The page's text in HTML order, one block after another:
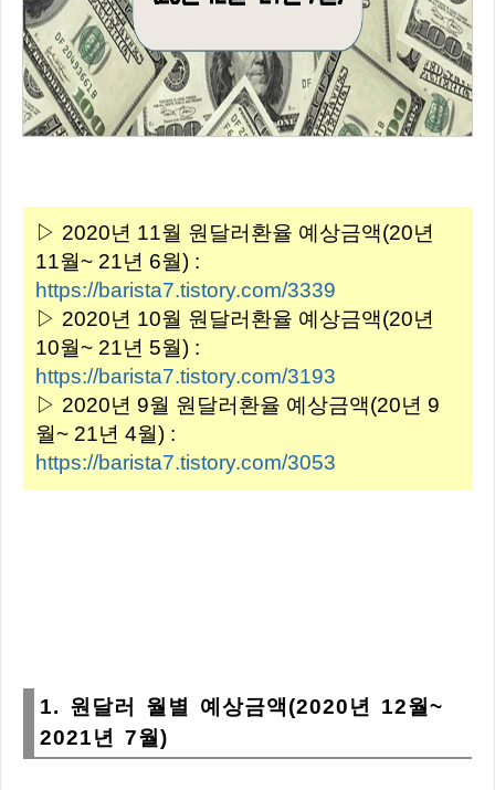
▷ 2020년 11월 원달러환율 예상금액(20년
11월~ 21년 6월) :
https://barista7.tistory.com/3339
▷ 2020년 10월 원달러환율 예상금액(20년
10월~ 21년 5월) :
https://barista7.tistory.com/3193
▷ 2020년 9월 원달러환율 예상금액(20년 9
월~ 21년 4월) :
https://barista7.tistory.com/3053
1. 원달러 월별 예상금액(2020년 12월~
2021년 7월)